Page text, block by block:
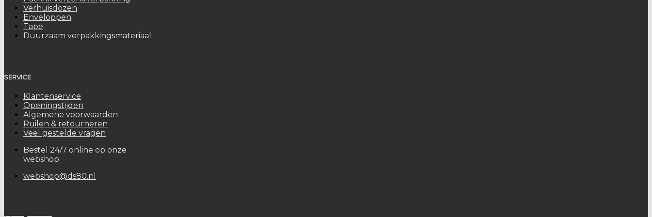
Verhuisdozen
Enveloppen
Tape
Duurzaam verpakkingsmateriaal
SERVICE
Klantenservice
Openingstijden
Algemene voorwaarden
Ruilen & retourneren
Veel gestelde vragen
Bestel 24/7 online op onze
webshop
webshop@ds80.nl